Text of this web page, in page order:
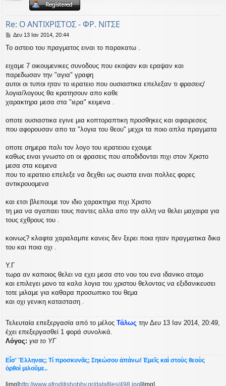
Re: Ο ΑΝΤΙΧΡΙΣΤΟΣ - ΦΡ. ΝΙΤΣΕ
Δ
μ
σ
ί
υ
σ
η
Δευ 13 Ιαν 2014, 20:44
Το αστειο του πραγματος ειναι το παρακατω .
ειχαμε 7 οικουμενικες συνοδους που εκοψαν και εραψαν και
παρεδωσαν την "αγια" γραφη
αυτοι οι τυποι ηταν το ιερατειο που ουσιαστικα επελεξαν τι φρασεις/
λογια/λογους θα κρατησουν απο καθε
χαρακτηρα μεσα στα "ιερα" κειμενα .
οποτε ουσιαστικα εγινε μια κοπτοραπτικη προσθηκες και αφαιρεσεις
που αφορουσαν απο τα "λογια του θεου" μεχρι τα ποιο απλα πραγματα
οποτε σημερα παλι τον λογο του ιερατειου εχουμε
καθως ειναι γνωστο οτι οι φρασεις που αποδιδονται πιχι στον Χριστο
μεσα στα κειμενα
που το ιερατειο επελεξε να δεχθει ως σωστα ειναι πολλες φορες
αντικρουομενα
και ετσι βλεπουμε τον ιδιο χαρακτηρα πιχι Χριστο
τη μια να αγαπαει τους παντες αλλα απο την αλλη να θελει μαχαιρα για
τους εχθρους του .
κοινως? κλαφτα χαραλαμπε κανεις δεν ξερει ποια ηταν πραγματικα δικα
του και ποια οχι .
Υ.Γ
τωρα αν καποιος θελει να εχει μεσα στο νου του ενα ιδανικο ατομο
και επιλεγει μονο τα καλα λογια του χριστου θελοντας να εξιδανικευσει
τοτε μιλαμε για καθαρα προσωπικο του θεμα
και οχι γενικη κατασταση .
Τελευταία επεξεργασία από το μέλος Τάλως την Δευ 13 Ιαν 2014, 20:49,
έχει επεξεργασθεί 1 φορά συνολικά.
Λόγος: για το ΥΓ
Εἶσ' Ἕλληνας; Τί προσκυνᾶς; Σηκώσου ἀπάνω! Ἐμεῖς καὶ στοὺς θεοὺς
ὀρθοὶ μιλοῦμε..